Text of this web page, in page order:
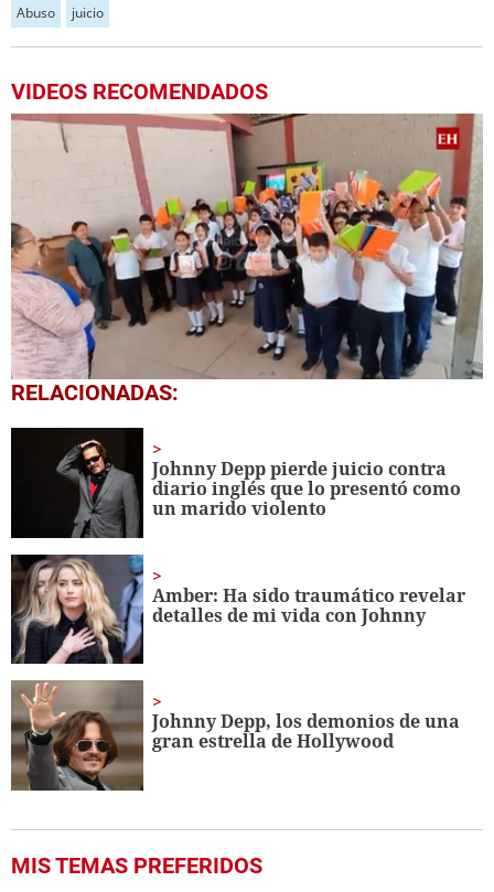
Abuso juicio
VIDEOS RECOMENDADOS
0
seconds
minute,
RELACIONADAS:
Johnny Depp pierde juicio contra
diario inglés que lo presentó como
un marido violento
Amber: Ha sido traumático revelar
detalles de mi vida con Johnny
Johnny Depp, los demonios de una
gran estrella de Hollywood
MIS TEMAS PREFERIDOS